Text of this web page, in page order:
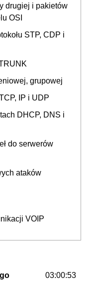
drugiej i pakietów
OSI
STP, CDP i
grupowej
IP i UDP
DHCP, DNS i
do serwerów
ataków
VOIP
03:00:53